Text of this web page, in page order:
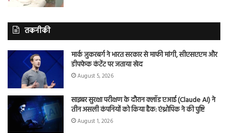
तकनीकी
मार्क जुकरबर्ग ने भारत सरकार से माफी मांगी, सीएसएएम और
डीपफेक कंटेंट पर जताया खेद
August 5, 2026
साइबर सुरक्षा परीक्षण के दौरान क्लॉड एआई (Claude AI) ने
तीन असली कंपनियों को किया हैक: एंथ्रोपिक ने की पुष्टि
August 1, 2026